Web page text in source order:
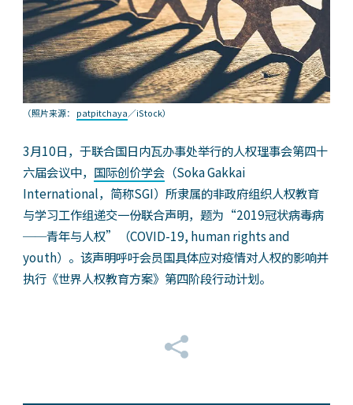
（照片来源： patpitchaya／iStock）
3月10日，于联合国日内瓦办事处举行的人权理事会第四十
六届会议中， 国际创价学会（Soka Gakkai
International，简称SGI）所隶属的非政府组织人权教育
与学习工作组递交一份联合声明，题为“2019冠状病毒病
──青年与人权”（COVID-19, human rights and
youth）。该声明呼吁会员国具体应对疫情对人权的影响并
执行《世界人权教育方案》第四阶段行动计划。